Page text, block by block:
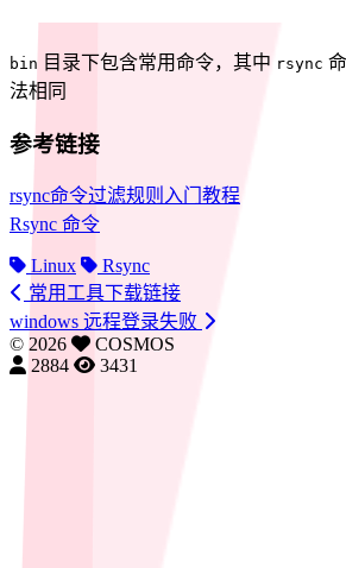
bin 目录下包含常用命令，其中 rsync
法相同
参考链接
rsync命令过滤规则入门教程
Rsync 命令
Linux
Rsync
常用工具下载链接
windows 远程登录失败
© 2026
COSMOS
2884
3431